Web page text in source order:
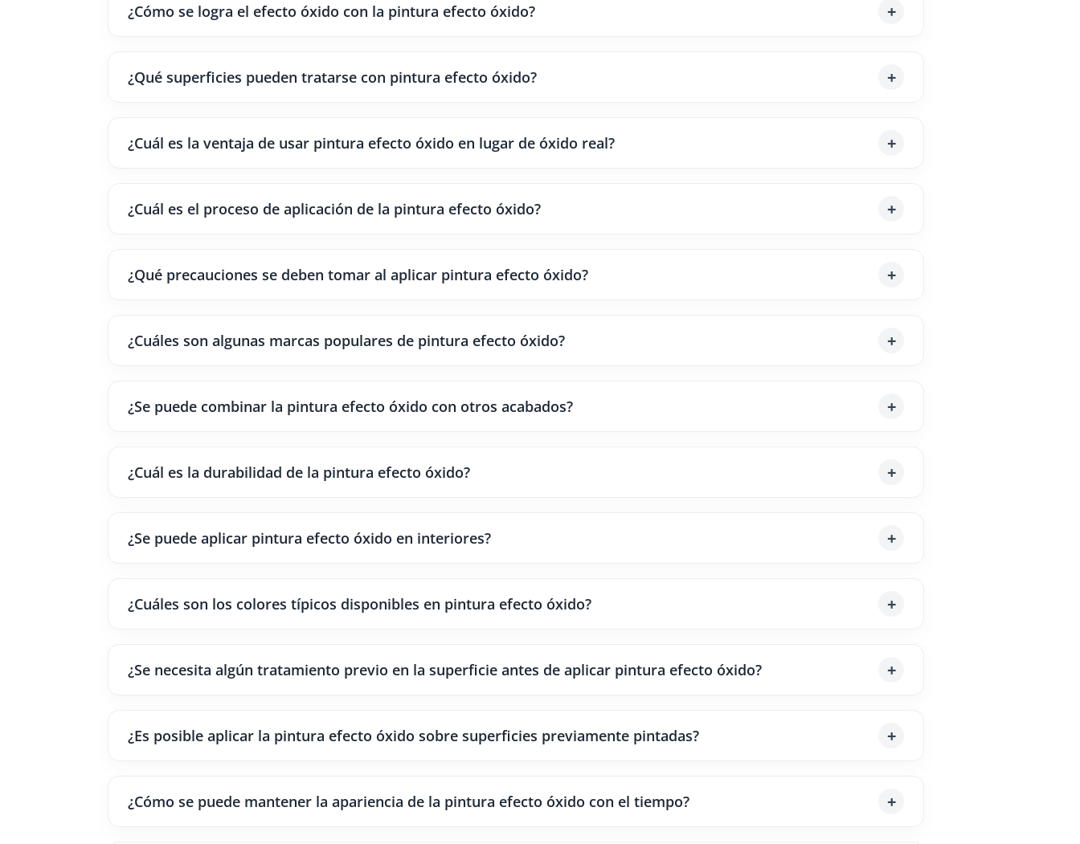
¿Cómo se logra el efecto óxido con la pintura efecto óxido?
¿Qué superficies pueden tratarse con pintura efecto óxido?
¿Cuál es la ventaja de usar pintura efecto óxido en lugar de óxido real?
¿Cuál es el proceso de aplicación de la pintura efecto óxido?
¿Qué precauciones se deben tomar al aplicar pintura efecto óxido?
¿Cuáles son algunas marcas populares de pintura efecto óxido?
¿Se puede combinar la pintura efecto óxido con otros acabados?
¿Cuál es la durabilidad de la pintura efecto óxido?
¿Se puede aplicar pintura efecto óxido en interiores?
¿Cuáles son los colores típicos disponibles en pintura efecto óxido?
¿Se necesita algún tratamiento previo en la superficie antes de aplicar pintura efecto óxido?
¿Es posible aplicar la pintura efecto óxido sobre superficies previamente pintadas?
¿Cómo se puede mantener la apariencia de la pintura efecto óxido con el tiempo?